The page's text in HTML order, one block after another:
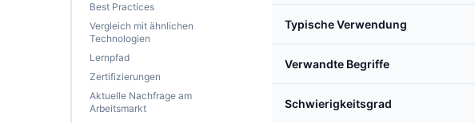
Best Practices
Vergleich mit ähnlichen
Technologien
Lernpfad
Zertifizierungen
Aktuelle Nachfrage am
Arbeitsmarkt
Typische Verwendung
Verwandte Begriffe
Schwierigkeitsgrad